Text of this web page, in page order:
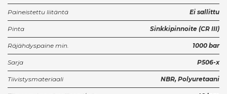
Paineistettu liitäntä Ei sallittu
Pinta Sinkkipinnoite (CR III)
Räjähdyspaine min. 1000 bar
Sarja P506-x
Tiivistysmateriaali NBR, Polyuretaani